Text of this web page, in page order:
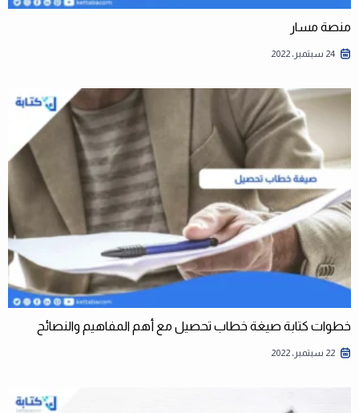
منصة مسار
24 سبتمبر، 2022
خطوات كتابة صيغة خطاب تحصيل مع أهم المفاهيم والنصائح
22 سبتمبر، 2022